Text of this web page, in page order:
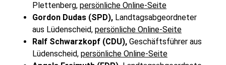
Plettenberg, persönliche Online-Seite
Gordon Dudas (SPD), Landtagsabgeordneter
aus Lüdenscheid, persönliche Online-Seite
Ralf Schwarzkopf (CDU), Geschäftsführer aus
Lüdenscheid, persönliche Online-Seite